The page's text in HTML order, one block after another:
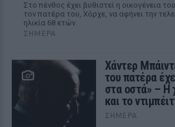
Στο πένθος έχει βυθιστεί η οικογένεια
τον πατέρα του, Χόρχε, να αφήνει την
ηλικία 68 ετών.
ΣΉΜΕΡΑ
Χάντερ
του πατέρα
στα οστά» – Η
και το ντιμπέιτ
ΣΉΜΕΡΑ